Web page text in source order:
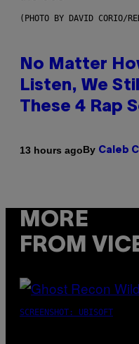
(PHOTO BY DAVID CORIO/
No Matter
Listen, We
These 4 Rap
13 hours agoBy Caleb
MORE
FROM
SCREENSHOT: UBISOFT